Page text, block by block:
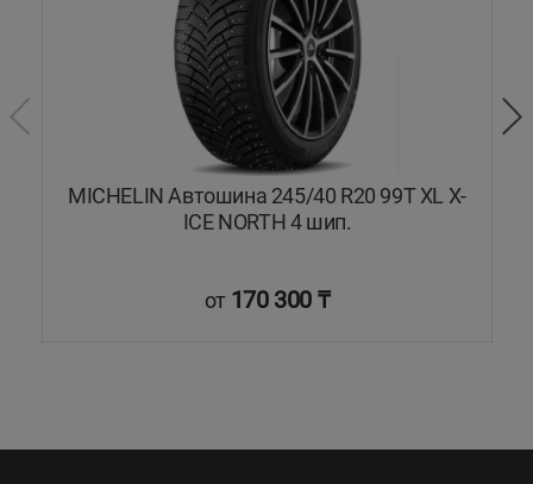
MICHELIN Автошина 245/40 R20 99T XL X-
ICE NORTH 4 шип.
от 170 300 ₸